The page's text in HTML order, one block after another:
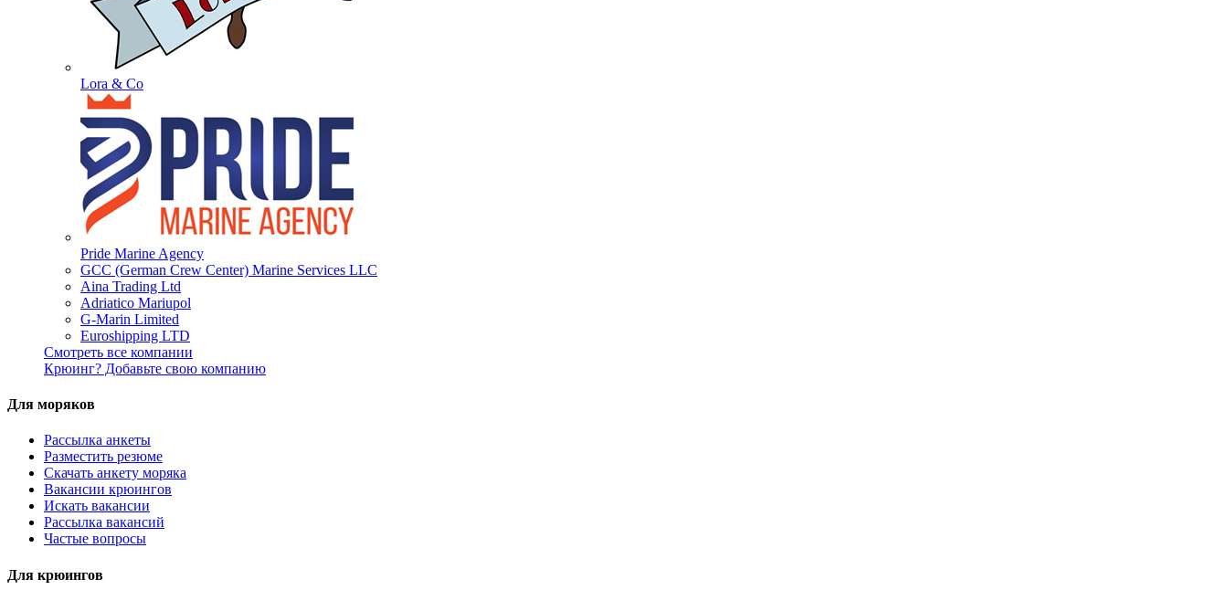
Lora & Co
Pride Marine Agency
GCC (German Crew Center) Marine Services LLC
Aina Trading Ltd
Adriatico Mariupol
G-Marin Limited
Euroshipping LTD
Смотреть все компании
Крюинг? Добавьте свою компанию
Для моряков
Раccылка анкеты
Разместить резюме
Скачать анкету моряка
Вакансии крюингов
Искать вакансии
Рассылка вакансий
Частые вопросы
Для крюингов